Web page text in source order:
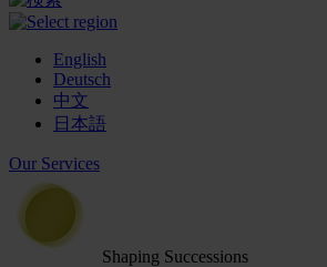
English
Deutsch
中文
日本語
Our Services
Shaping Successions